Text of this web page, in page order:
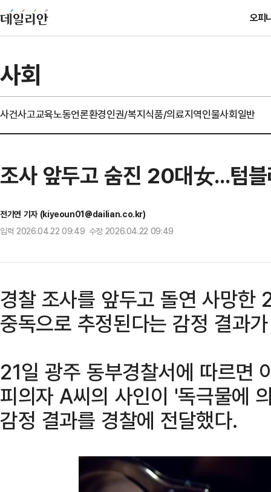
오피
사회
사건사고교육노동언론환경인권/복지식품/의료지역인물사회일반
조사 앞두고 숨진 20대女...텀
전기연 기자 (kiyeoun01@dailian.co.kr)
입력 2026.04.22 09:49 수정 2026.04.22 09:49
경찰 조사를 앞두고 돌연 사망한
중독으로 추정된다는 감정 결과
21일 광주 동부경찰서에 따르면
피의자 A씨의 사인이 '독극물에
감정 결과를 경찰에 전달했다.